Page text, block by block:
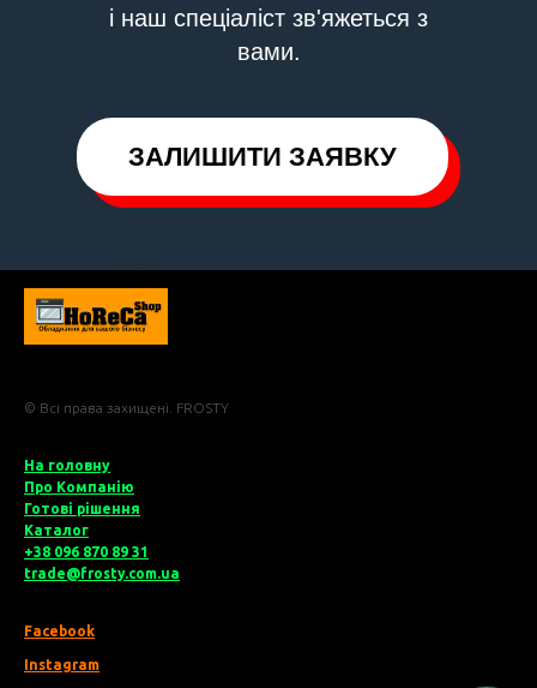
і наш спеціаліст зв'яжеться з
вами.
ЗАЛИШИТИ ЗАЯВКУ
© Всі права захищені. FROSTY
На головну
Про Компанію
Готові рішення
Каталог
+38 096 870 89 31
trade@frosty.com.ua
Facebook
Instagram